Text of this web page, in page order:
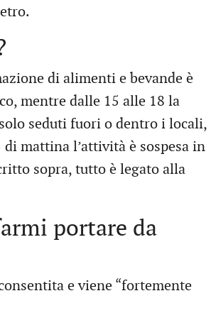
di alimenti e bevande è
mentre dalle 15 alle 18 la
seduti fuori o dentro i locali,
mattina l’attività è sospesa in
sopra, tutto è legato alla
portare da
e viene “fortemente